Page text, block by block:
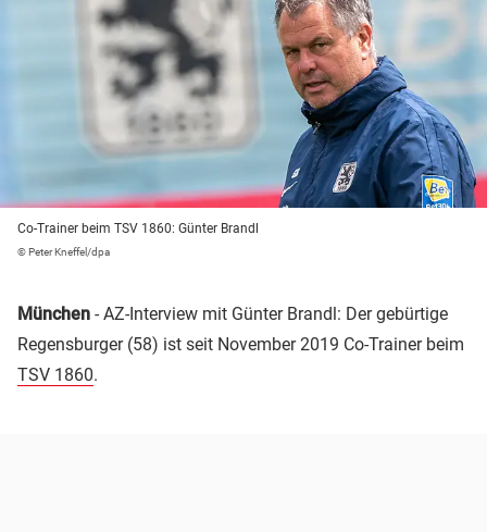
Co-Trainer beim TSV 1860: Günter Brandl
© Peter Kneffel/dpa
München - AZ-Interview mit Günter Brandl: Der gebürtige
Regensburger (58) ist seit November 2019 Co-Trainer beim
TSV 1860.